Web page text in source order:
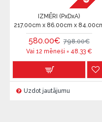
IZMĒRI (PxDxA)
217.00cm x 86.00cm x
580.00€ 798.00€
Vai 12 mēneši = 48.33€
Uzdot jautājumu